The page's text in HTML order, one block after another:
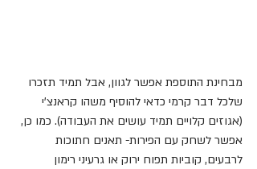
מבחינת התוספת אפשר לגוון, אבל תמיד תזכרו
שלכל דבר קרמי כדאי להוסיף משהו קראנצ'י
(אגוזים קלויים תמיד עושים את העבודה). כמו כן,
אפשר לשחק עם הפירות- תאנים חתוכות
לרבעים, קוביות תפוח ירוק או גרעיני רימון